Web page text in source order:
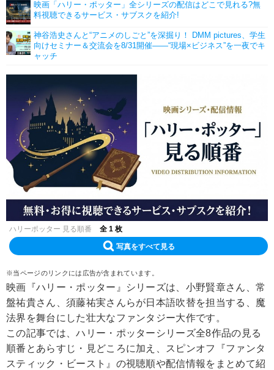
映画「ハリー・ポッター」全シリーズの配信はどこで見れる?無
料視聴できるサービス・サブスクを紹介!
神谷浩史さんと“アニメのしごと”を深掘り！ DMM pictures、学生
向けセミナー＆交流会を8/31開催――“現場×ビジネス”を一夜でキ
ャッチ
ハリーポッター 見る順番 全 1 枚
写真をすべて見る
※当ページのリンクには広告が含まれています。
映画『ハリー・ポッター』シリーズは、小野賢章さん、常
盤祐貴さん、須藤祐実さんらが日本語吹替を担当する、魔
法界を舞台にした壮大なファンタジー大作です。
この記事では、ハリー・ポッターシリーズ全8作品の見る
順番とあらすじ・見どころに加え、スピンオフ『ファンタ
スティック・ビースト』の視聴順や配信情報をまとめて紹